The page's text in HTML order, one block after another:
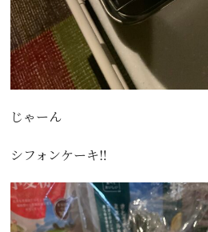
じゃーん
シフォンケーキ‼️